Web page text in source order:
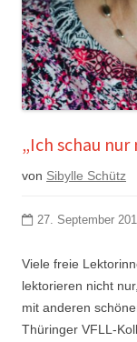
„Ich schau
von Sibylle Schütz
27. September
Viele freie
lektorieren nicht
mit anderen
Thüringer VFLL-